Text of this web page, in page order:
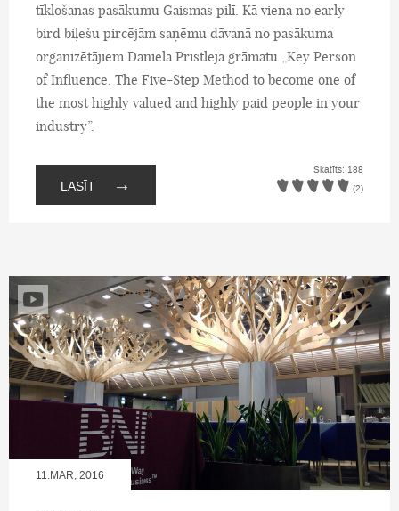
tīklošanas pasākumu Gaismas pilī. Kā viena no early
bird biļešu pircējām saņēmu dāvanā no pasākuma
organizētājiem Daniela Pristleja grāmatu „Key Person
of Influence. The Five-Step Method to become one of
the most highly valued and highly paid people in your
industry”.
LASĪT →
Skatīts: 188
(2)
11.MAR, 2016